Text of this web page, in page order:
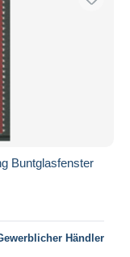
Buntglasfenster
Händler